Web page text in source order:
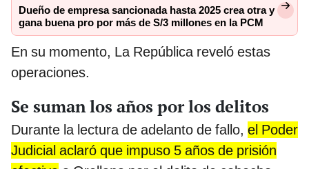
Dueño de empresa sancionada hasta 2025 crea otra y
gana buena pro por más de S/3 millones en la PCM
En su momento, La República reveló estas
operaciones.
Se suman los años por los delitos
Durante la lectura de adelanto de fallo, el Poder
Judicial aclaró que impuso 5 años de prisión